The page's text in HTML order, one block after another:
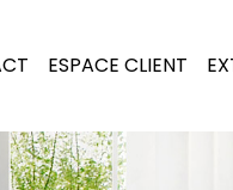
ESPACE CLIENT